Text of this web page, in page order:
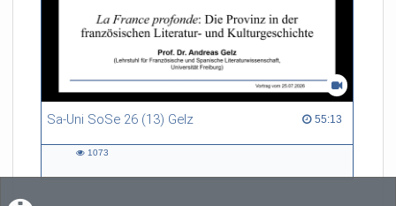
Sa-Uni SoSe 26 (13) Gelz 55:13
55:13 duration
1073